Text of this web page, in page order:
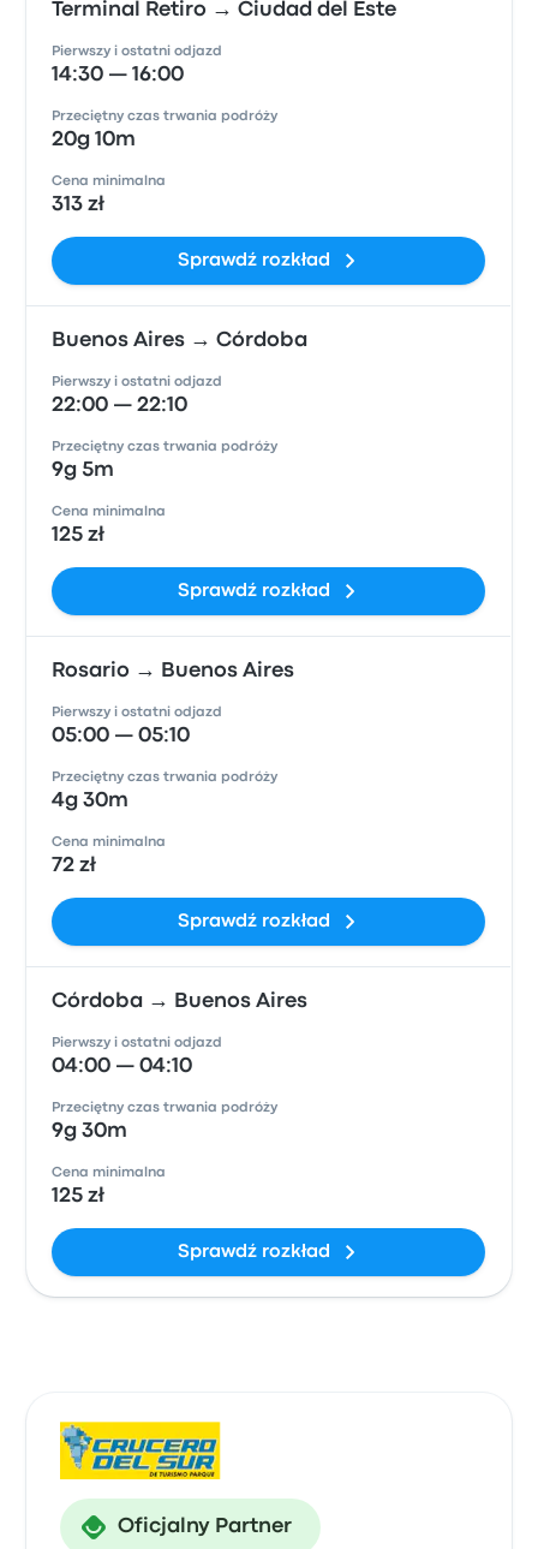
Terminal Retiro → Ciudad del Este
Pierwszy i ostatni odjazd
14:30 — 16:00
Przeciętny czas trwania podróży
20g 10m
Cena minimalna
313 zł
Sprawdź rozkład
Buenos Aires → Córdoba
Pierwszy i ostatni odjazd
22:00 — 22:10
Przeciętny czas trwania podróży
9g 5m
Cena minimalna
125 zł
Sprawdź rozkład
Rosario → Buenos Aires
Pierwszy i ostatni odjazd
05:00 — 05:10
Przeciętny czas trwania podróży
4g 30m
Cena minimalna
72 zł
Sprawdź rozkład
Córdoba → Buenos Aires
Pierwszy i ostatni odjazd
04:00 — 04:10
Przeciętny czas trwania podróży
9g 30m
Cena minimalna
125 zł
Sprawdź rozkład
Oficjalny Partner